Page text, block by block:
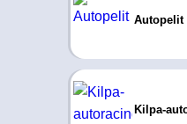
Autopelit
Kilpa-